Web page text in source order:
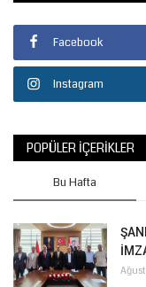
Facebook
Instagram
POPÜLER İÇERIKLER
Bu Hafta